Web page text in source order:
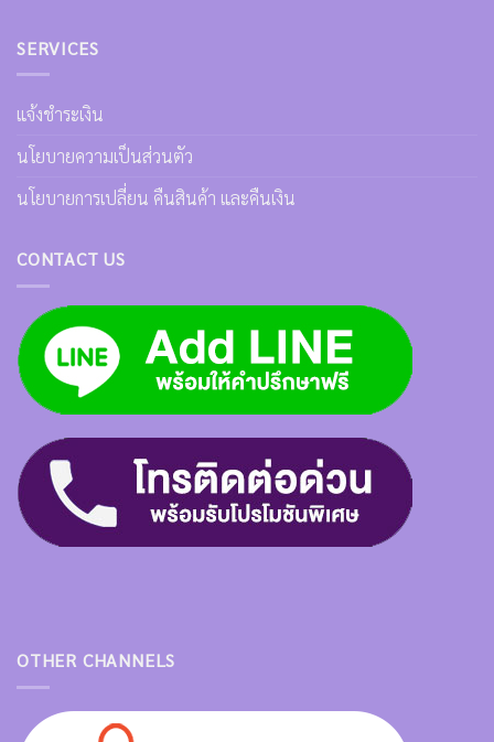
SERVICES
แจ้งชำระเงิน
นโยบายความเป็นส่วนตัว
นโยบายการเปลี่ยน คืนสินค้า และคืนเงิน
CONTACT US
OTHER CHANNELS